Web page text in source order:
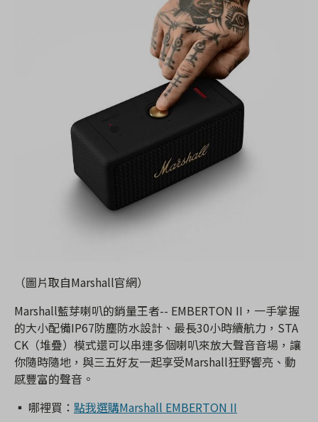
（圖片取自Marshall官網）
Marshall藍芽喇叭的銷量王者-- EMBERTON II，一手掌握
的大小配備IP67防塵防水設計、最長30小時續航力，STA
CK（堆疊）模式還可以串連多個喇叭來放大聲音音場，讓
你隨時隨地，與三五好友一起享受Marshall狂野響亮、動
感豐富的聲音。
▪️ 哪裡買： 點我選購Marshall EMBERTON II